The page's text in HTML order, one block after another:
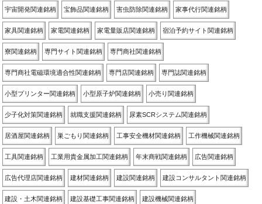
宇宙開発関連銘柄 宝飾品関連銘柄 害虫防除関連銘柄 家事代行関連銘柄
家具関連銘柄 家電関連銘柄 家電量販店関連銘柄 宿泊予約サイト関連銘柄
寮関連銘柄 専門サイト関連銘柄 専門商社関連銘柄
専門商社電磁環境適合性関連銘柄 専門店関連銘柄 専門誌関連銘柄
小型プリンター関連銘柄 小型原子炉関連銘柄 小売り関連銘柄
少子化対策関連銘柄 就職支援関連銘柄 尿素SCRシステム関連銘柄
居酒屋関連銘柄 巣ごもり関連銘柄 工事安全機材関連銘柄 工作機械関連銘柄
工具関連銘柄 工業用貴金属加工関連銘柄 年末商戦関連銘柄 広告関連銘柄
広告代理店関連銘柄 建材関連銘柄 建設関連銘柄 建設コンサルタント関連銘柄
建設・土木関連銘柄 建設基礎工事関連銘柄 建設機械関連銘柄